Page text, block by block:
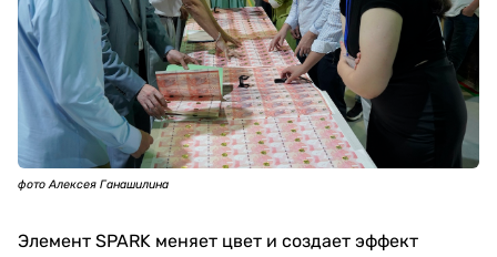
фото Алексея Ганашилина
Элемент SPARK меняет цвет и создает эффект